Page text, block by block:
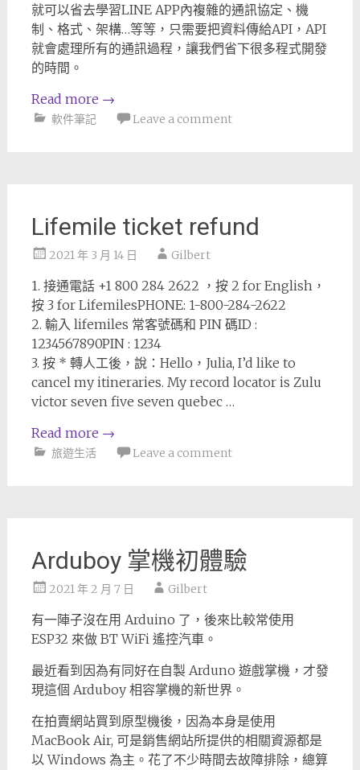
就可以省去學習LINE APP內複雜的通訊協定、機
制、格式、架構…等等，只需要把資料傳給API，API
就會處理所有的通訊過程，讓我們省下很多程式開發
的時間。
Read more →
軟件筆記 Leave a comment
Lifemile ticket refund
2021 年 3 月 14 日 Gilbert
1. 接通電話 +1 800 284 2622 ，按 2 for English，
按 3 for LifemilesPHONE: 1-800-284-2622
2. 輸入 lifemiles 常客號碼和 PIN 碼ID :
1234567890PIN : 1234
3. 按 * 轉人工後，說：Hello，Julia, I’d like to
cancel my itineraries. My record locator is Zulu
victor seven five seven quebec …
Read more →
旅遊生活 Leave a comment
Arduboy 掌機初體驗
2021 年 2 月 7 日 Gilbert
有一陣子沒在用 Arduino 了，後來比較常使用
ESP32 來做 BT WiFi 遙控汽車。
最近看到因為有同好在自製 Arduno 遊戲掌機，才發
現這個 Arduboy 相容掌機的新世界。
在拍賣網站買到原型機後，因為本身是使用
MacBook Air, 可是銷售網站所提供的相關資源都是
以 Windows 為主。花了不少時間去故障排除，總算